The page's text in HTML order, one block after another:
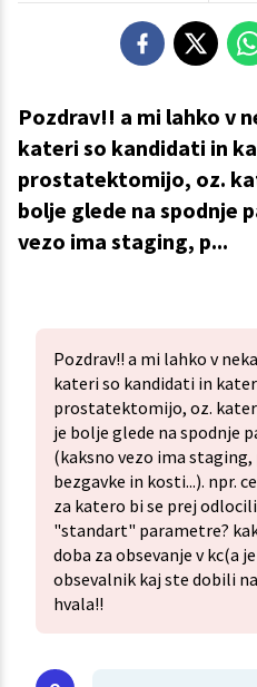
Pozdrav!! a mi lahko v
kateri so kandidati in
prostatektomijo, oz.
bolje glede na spodnje
vezo ima staging, p...
Pozdrav!! a mi lahko v
kateri so kandidati in
prostatektomijo, oz.
je bolje glede na spodnje
(kaksno vezo ima
bezgavke in kosti...). npr.
za katero bi se prej
"standart" parametre?
doba za obsevanje v kc(a
obsevalnik kaj ste dobili na
hvala!!